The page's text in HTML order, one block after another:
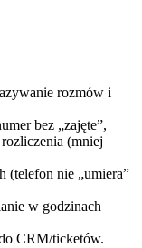
rozmów i
bez „zajęte”,
(mniej
(telefon nie „umiera”
w godzinach
CRM/ticketów.